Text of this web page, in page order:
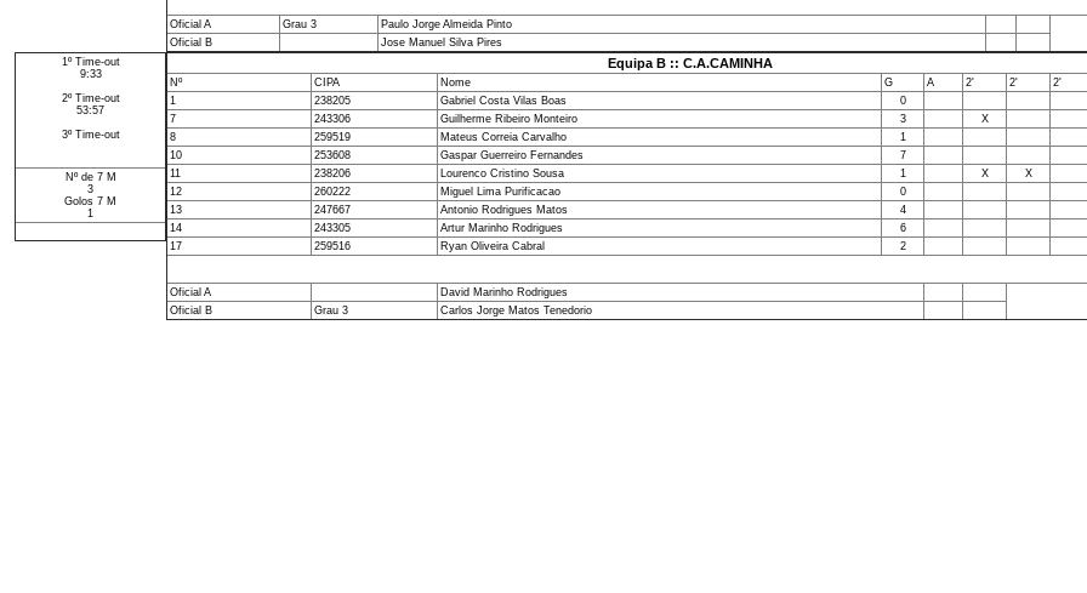
Oficial A Grau 3
Paulo Jorge Almeida Pinto
Oficial B
Jose Manuel Silva Pires
1º Time-out
9:33
2º Time-out
53:57
3º Time-out
Nº de 7 M
3
Golos 7 M
1
Equipa B :: C.A.CAMINHA
Nº CIPA Nome G A 2' 2'
2'
1
238205 Gabriel Costa Vilas Boas
0
7
243306 Guilherme Ribeiro Monteiro 3
X
8
259519 Mateus Correia Carvalho
1
10
253608 Gaspar Guerreiro Fernandes
7
11
238206 Lourenco Cristino Sousa 1 X
X
12
260222 Miguel Lima Purificacao
0
13
247667 Antonio Rodrigues Matos
4
14
243305 Artur Marinho Rodrigues
6
17
259516 Ryan Oliveira Cabral 2
Oficial A
David Marinho Rodrigues
Oficial B
Grau 3 Carlos Jorge Matos Tenedorio